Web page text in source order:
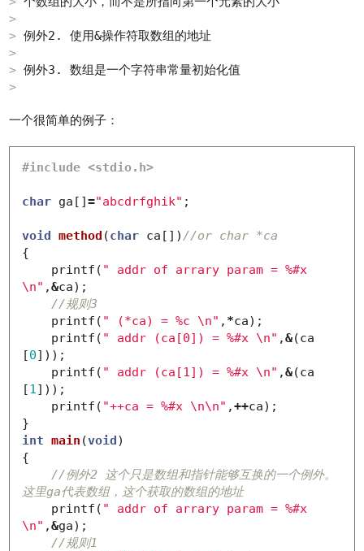
例外2. 使用&操作符取数组的地址
例外3. 数组是一个字符串常量初始化值
一个很简单的例子：
char ga []="abcdrfghik" ;
void method (char ca []) //or char *ca
{
printf (
\n" ,&ca);
//规则3
printf ( " (*ca) = %c \n" , *ca);
printf ( " addr (ca[0]) = %#x \n" ,&(ca
[0]));
printf ( " addr (ca[1]) = %#x \n" ,&(ca
[1]));
printf ( "++ca = %#x \n\n" ,++ca);
}
int main (void)
{
//例外2 这个只是数组和指针能够互换的一个例外。
这里ga代表数组，这个获取的数组的地址
printf (
\n" ,&ga);
//规则1